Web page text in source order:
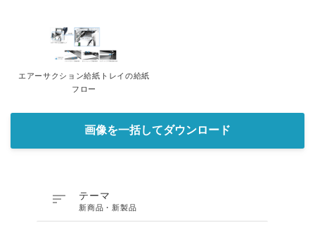
エアーサクション給紙トレイの給紙
フロー
画像を一括してダウンロード
 テーマ
新商品・新製品